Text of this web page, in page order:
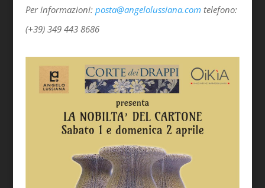
Per informazioni: posta@angelolussiana.comtelefono:
(+39) 349 443 8686